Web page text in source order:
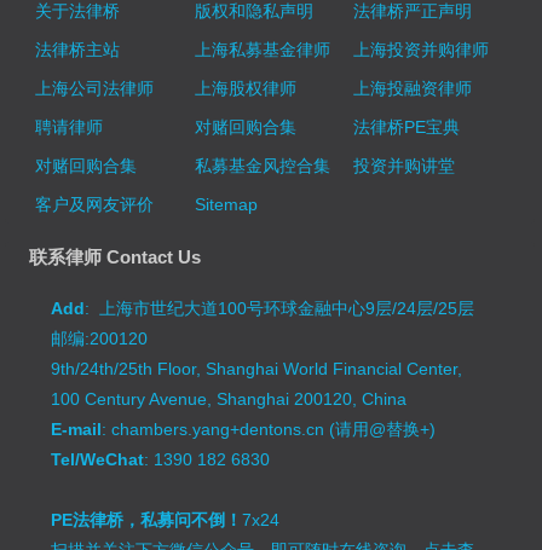
关于法律桥 版权和隐私声明
法律桥严正声明
法律桥主站
上海私募基金律师
上海投资并购律师
上海公司法律师
上海股权律师
上海投融资律师
聘请律师
对赌回购合集
法律桥PE宝典
对赌回购合集
私募基金风控合集
投资并购讲堂
客户及网友评价
Sitemap
联系律师 Contact Us
Add: 上海市世纪大道100号环球金融中心9层/24层/25层
邮编:200120
9th/24th/25th Floor, Shanghai World Financial Center,
100 Century Avenue, Shanghai 200120, China
E-mail: chambers.yang+dentons.cn (请用@替换+)
Tel/WeChat: 1390 182 6830
PE法律桥，私募问不倒！7x24